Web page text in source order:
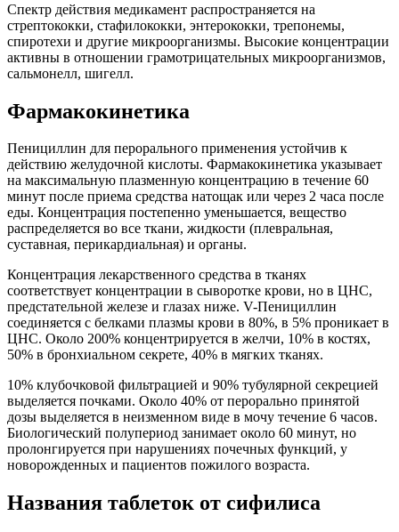
Спектр действия медикамент распространяется на
стрептококки, стафилококки, энтерококки, трепонемы,
спиротехи и другие микроорганизмы. Высокие концентрации
активны в отношении грамотрицательных микроорганизмов,
сальмонелл, шигелл.
Фармакокинетика
Пенициллин для перорального применения устойчив к
действию желудочной кислоты. Фармакокинетика указывает
на максимальную плазменную концентрацию в течение 60
минут после приема средства натощак или через 2 часа после
еды. Концентрация постепенно уменьшается, вещество
распределяется во все ткани, жидкости (плевральная,
суставная, перикардиальная) и органы.
Концентрация лекарственного средства в тканях
соответствует концентрации в сыворотке крови, но в ЦНС,
предстательной железе и глазах ниже. V-Пенициллин
соединяется с белками плазмы крови в 80%, в 5% проникает в
ЦНС. Около 200% концентрируется в желчи, 10% в костях,
50% в бронхиальном секрете, 40% в мягких тканях.
10% клубочковой фильтрацией и 90% тубулярной секрецией
выделяется почками. Около 40% от перорально принятой
дозы выделяется в неизменном виде в мочу течение 6 часов.
Биологический полупериод занимает около 60 минут, но
пролонгируется при нарушениях почечных функций, у
новорожденных и пациентов пожилого возраста.
Названия таблеток от сифилиса